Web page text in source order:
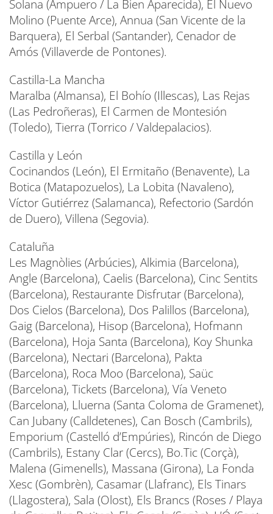
Solana (Ampuero / La Bien Aparecida), El Nuevo
Molino (Puente Arce), Annua (San Vicente de la
Barquera), El Serbal (Santander), Cenador de
Amós (Villaverde de Pontones).
Castilla-La Mancha
Maralba (Almansa), El Bohío (Illescas), Las Rejas
(Las Pedroñeras), El Carmen de Montesión
(Toledo), Tierra (Torrico / Valdepalacios).
Castilla y León
Cocinandos (León), El Ermitaño (Benavente), La
Botica (Matapozuelos), La Lobita (Navaleno),
Víctor Gutiérrez (Salamanca), Refectorio (Sardón
de Duero), Villena (Segovia).
Cataluña
Les Magnòlies (Arbúcies), Alkimia (Barcelona),
Angle (Barcelona), Caelis (Barcelona), Cinc Sentits
(Barcelona), Restaurante Disfrutar (Barcelona),
Dos Cielos (Barcelona), Dos Palillos (Barcelona),
Gaig (Barcelona), Hisop (Barcelona), Hofmann
(Barcelona), Hoja Santa (Barcelona), Koy Shunka
(Barcelona), Nectari (Barcelona), Pakta
(Barcelona), Roca Moo (Barcelona), Saüc
(Barcelona), Tickets (Barcelona), Vía Veneto
(Barcelona), Lluerna (Santa Coloma de Gramenet),
Can Jubany (Calldetenes), Can Bosch (Cambrils),
Emporium (Castelló d’Empúries), Rincón de Diego
(Cambrils), Estany Clar (Cercs), Bo.Tic (Corçà),
Malena (Gimenells), Massana (Girona), La Fonda
Xesc (Gombrèn), Casamar (Llafranc), Els Tinars
(Llagostera), Sala (Olost), Els Brancs (Roses / Playa